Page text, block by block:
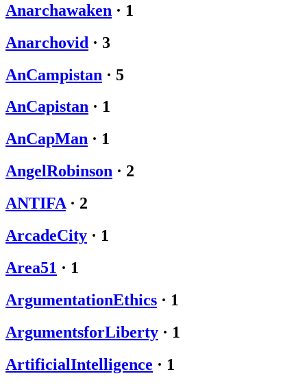
Anarchawaken · 1
Anarchovid · 3
AnCampistan · 5
AnCapistan · 1
AnCapMan · 1
AngelRobinson · 2
ANTIFA · 2
ArcadeCity · 1
Area51 · 1
ArgumentationEthics · 1
ArgumentsforLiberty · 1
ArtificialIntelligence · 1